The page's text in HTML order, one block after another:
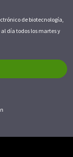
de biotecnología,
día todos los martes y